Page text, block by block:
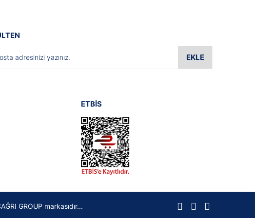
EKLE
ETBİS
GROUP markasıdır...